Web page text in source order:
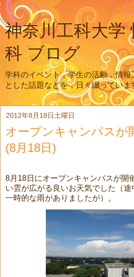
神奈川工科大学
科 ブログ
学科のイベント，学生の活動，情
とした話題などを，日々綴っていま
2012年8月18日土曜日
オープンキャンパスが
(8月18日)
8月18日にオープンキャンパスが開
い雲が広がる良いお天気でした（
一時的な雨がありましたが）。